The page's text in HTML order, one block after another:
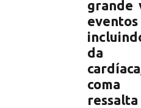
grande
da
ressalta